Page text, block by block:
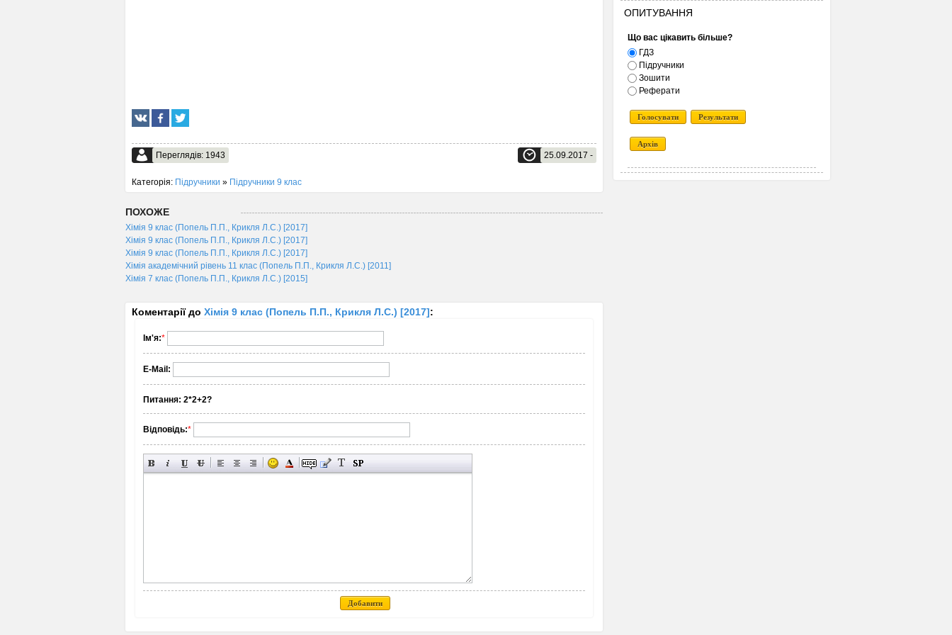
Переглядів: 1943 25.09.2017 -
Категорія: Підручники » Підручники 9 клас
ПОХОЖЕ
Хімія 9 клас (Попель П.П., Крикля Л.С.) [2017]
Хімія 9 клас (Попель П.П., Крикля Л.С.) [2017]
Хімія 9 клас (Попель П.П., Крикля Л.С.) [2017]
Хімія академічний рівень 11 клас (Попель П.П., Крикля Л.С.) [2011]
Хімія 7 клас (Попель П.П., Крикля Л.С.) [2015]
Коментарії до Хімія 9 клас (Попель П.П., Крикля Л.С.) [2017]:
Ім'я:*
E-Mail:
Питання: 2*2+2?
Відповідь:*
Добавити
ОПИТУВАННЯ
Що вас цікавить більше?
ГДЗ
Підручники
Зошити
Реферати
Голосувати Результати
Архів